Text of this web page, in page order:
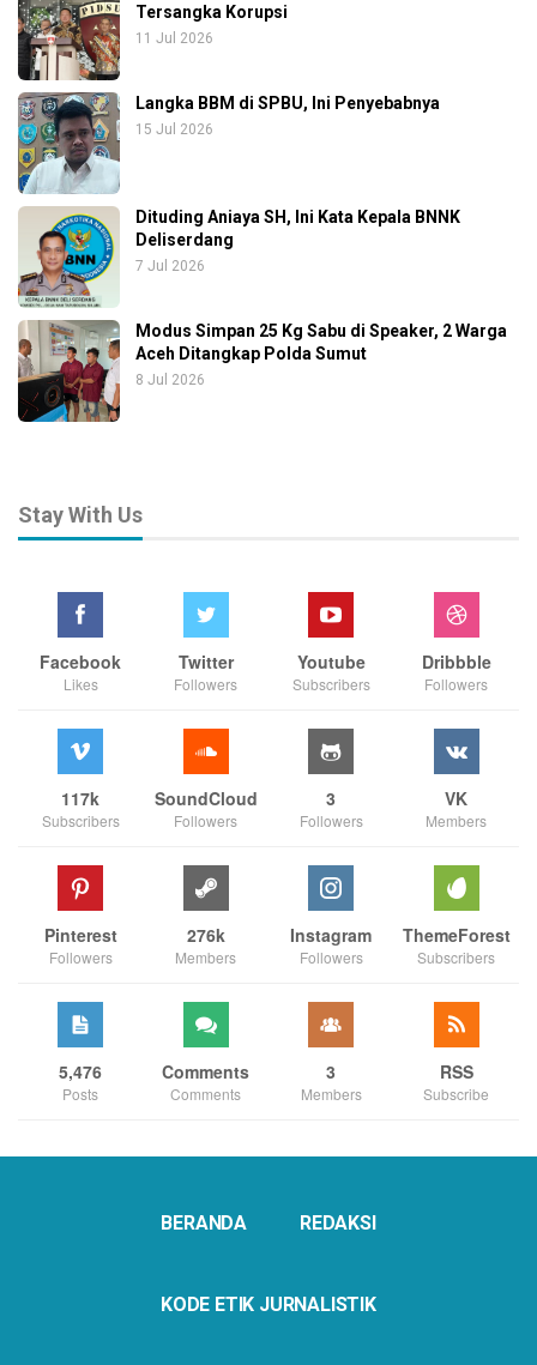
Tersangka Korupsi
11 Jul 2026
Langka BBM di SPBU, Ini Penyebabnya
15 Jul 2026
Dituding Aniaya SH, Ini Kata Kepala BNNK
Deliserdang
7 Jul 2026
Modus Simpan 25 Kg Sabu di Speaker, 2 Warga
Aceh Ditangkap Polda Sumut
8 Jul 2026
Stay With Us
Facebook
Likes
Twitter
Followers
Youtube
Subscribers
Dribbble
Followers
117k
Subscribers
SoundCloud
Followers
3
Followers
VK
Members
Pinterest
Followers
276k
Members
Instagram
Followers
ThemeForest
Subscribers
5,476
Posts
Comments
Comments
3
Members
RSS
Subscribe
BERANDA REDAKSI
KODE ETIK JURNALISTIK